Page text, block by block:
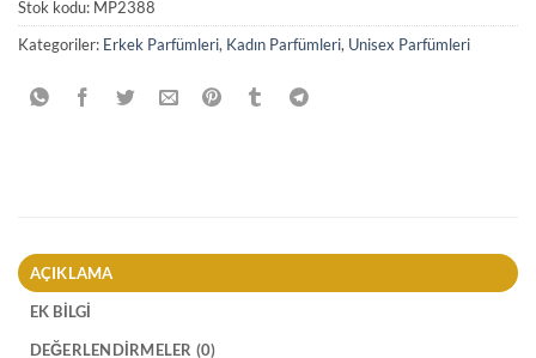
Stok kodu: MP2388
Kategoriler: Erkek Parfümleri, Kadın Parfümleri, Unisex Parfümleri
AÇIKLAMA
EK BILGI
DEĞERLENDIRMELER (0)